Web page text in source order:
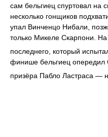
сам бельгиец спуртовал на
несколько гонщиков
упал Винченцо Нибали,
только Микеле Скарпони.
последнего, который
финише бельгиец опередил
призёра Пабло Ластраса —